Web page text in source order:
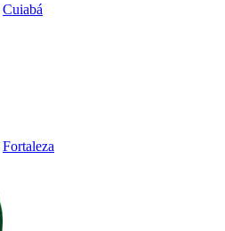
Cuiabá
Fortaleza